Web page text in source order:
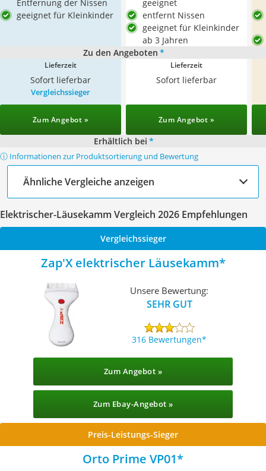
Entfernung der Nissen
geeignet für Kleinkinder
geeignet
entfernt Nissen
geeignet für Kleinkinder
ab 3 Jahren
Zu den Angeboten *
Lieferzeit
Sofort lieferbar
Lieferzeit
Sofort lieferbar
Vergleichssieger
Zum Angebot » Zum Angebot »
Erhältlich bei *
ⓘ Informationen zur Produktsortierung und Bewertung
Ähnliche Vergleiche anzeigen
Elektrischer-Läusekamm Vergleich 2026 Empfehlungen
Vergleichssieger
Zap'X elektrischer Läusekamm
Unsere Bewertung:
SEHR GUT
316 Bewertungen
Zum Angebot »
Zum Ebay-Angebot »
Preis-Leistungs-Sieger
Orto Prime VP01